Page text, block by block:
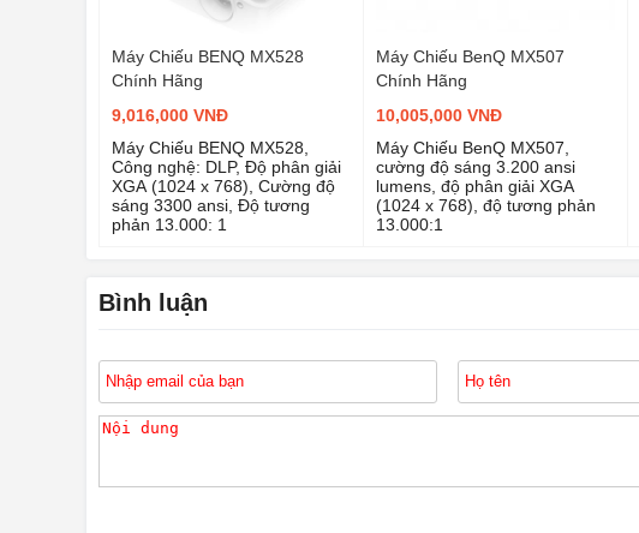
Máy Chiếu BENQ MX528
Chính Hãng
9,016,000 VNĐ
Máy Chiếu BENQ MX528,
Công nghệ: DLP, Độ phân giải
XGA (1024 x 768), Cường độ
sáng 3300 ansi, Độ tương
phản 13.000: 1
Máy Chiếu BenQ MX507
Chính Hãng
10,005,000 VNĐ
Máy Chiếu BenQ MX507,
cường độ sáng 3.200 ansi
lumens, độ phân giải XGA
(1024 x 768), độ tương phản
13.000:1
Bình luận